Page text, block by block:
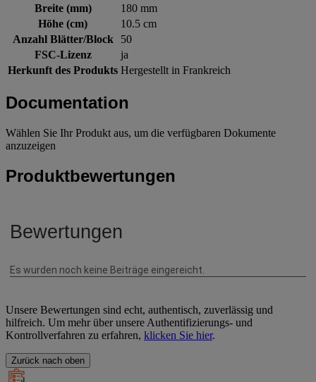
Breite (mm)
180 mm
Höhe (cm)
10.5 cm
Anzahl Blätter/Block
50
FSC-Lizenz
ja
Herkunft des Produkts Hergestellt in Frankreich
Documentation
Wählen Sie Ihr Produkt aus, um die verfügbaren Dokumente
anzuzeigen
Produktbewertungen
Unsere Bewertungen sind echt, authentisch, zuverlässig und
hilfreich. Um mehr über unsere Authentifizierungs- und
Kontrollverfahren zu erfahren, klicken Sie hier.
Zurück nach oben